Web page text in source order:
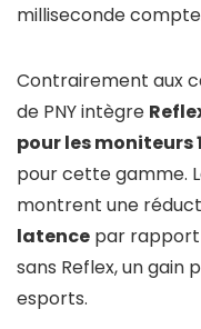
milliseconde
Contrairement aux
de PNY intègre
pour les moniteurs
pour cette gamme.
montrent une
latence par rapport
sans Reflex, un gain
esports.